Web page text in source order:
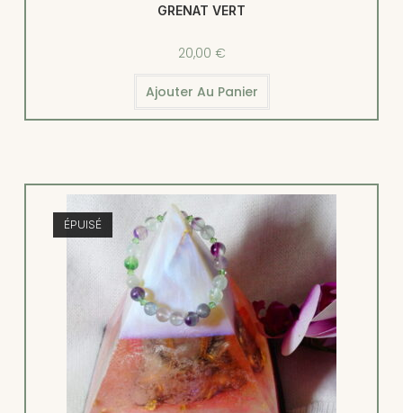
GRENAT VERT
20,00 €
Ajouter Au Panier
ÉPUISÉ